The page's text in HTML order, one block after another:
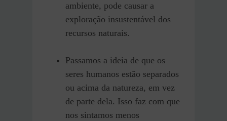
ambiente, pode causar a
exploração insustentável dos
recursos naturais.
Passamos a ideia de que os
seres humanos estão separados
ou acima da natureza, em vez
de parte dela. Isso faz com que
nos sintamos menos